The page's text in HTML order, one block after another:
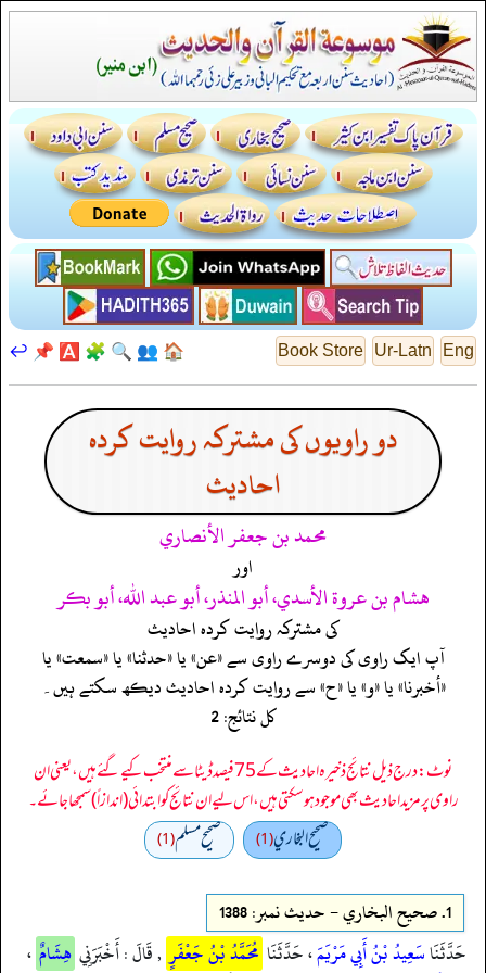
Eng
Ur-Latn
Book Store
🏠
👥
🔍
🧩
🅰️
📌
↩️
دو راویوں کی مشترکہ روایت کردہ
احادیث
محمد بن جعفر الأنصاري
اور
هشام بن عروة الأسدي، أبو المنذر، أبو عبد الله، أبو بكر
کی مشترکہ روایت کردہ احادیث
آپ ایک راوی کی دوسرے راوی سے «عن» یا «حدثنا» یا «سمعت» یا
«أخبرنا» یا «و» یا «ح» سے روایت کردہ احادیث دیکھ سکتے ہیں۔
کل نتائج: 2
نوٹ: درج ذیل نتائج ذخیرہ احادیث کے 75 فیصد ڈیٹا سے منتخب کیے گئے ہیں، یعنی ان
راوی پر مزید احادیث بھی موجود ہو سکتی ہیں، اس لیے ان نتائج کو ابتدائی (اندازاً) سمجھا جائے۔
صحيح البخاري(1) صحيح مسلم(1)
1. صحيح البخاري - حدیث نمبر: 1388
حَدَّثَنَاسَعِيدُ بْنُ أَبِي مَرْيَمَ، حَدَّثَنَا مُحَمَّدُ بْنُ جَعْفَرٍ , قَالَ : أَخْبَرَنِي هِشَامٌ ،